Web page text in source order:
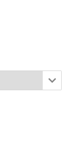
